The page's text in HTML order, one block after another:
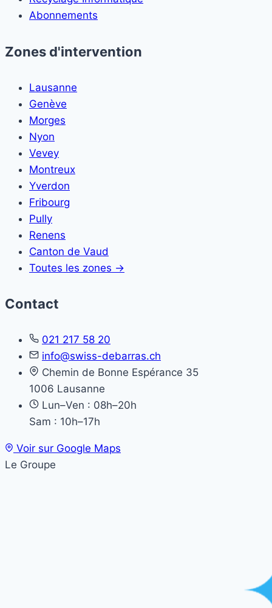
Abonnements
Zones d'intervention
Lausanne
Genève
Morges
Nyon
Vevey
Montreux
Yverdon
Fribourg
Pully
Renens
Canton de Vaud
Toutes les zones →
Contact
021 217 58 20
info@swiss-debarras.ch
Chemin de Bonne Espérance 35
1006 Lausanne
Lun–Ven : 08h–20h
Sam : 10h–17h
Voir sur Google Maps
Le Groupe